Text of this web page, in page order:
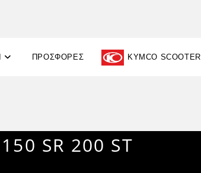
ΠΡΟΣΦΟΡΈΣ KYMCO SCOOTER
SR 200 ST